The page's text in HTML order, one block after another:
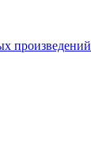
произведений